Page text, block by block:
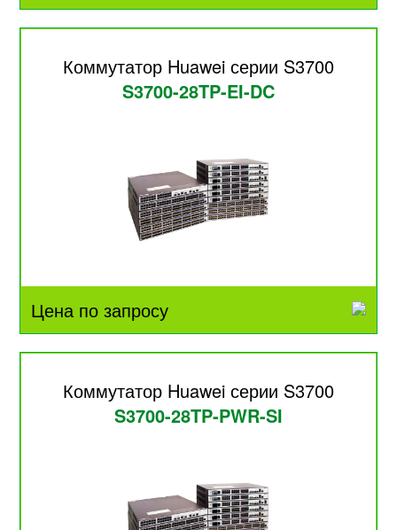
Коммутатор Huawei серии S3700
S3700-28TP-EI-DC
Цена по запросу
Коммутатор Huawei серии S3700
S3700-28TP-PWR-SI